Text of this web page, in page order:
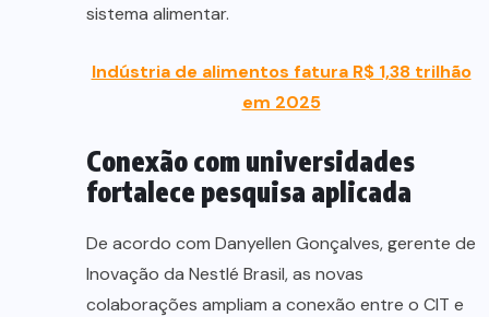
sistema alimentar.
Indústria de alimentos fatura R$ 1,38 trilhão
em 2025
Conexão com universidades
fortalece pesquisa aplicada
De acordo com Danyellen Gonçalves, gerente de
Inovação da Nestlé Brasil, as novas
colaborações ampliam a conexão entre o CIT e